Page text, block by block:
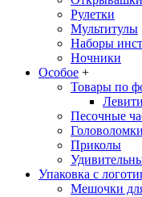
Рулетки
Мультитулы
Наборы
Ночники
Особое +
Товары по
Песочные
Головоломки
Приколы
Упаковка с
Мешочки